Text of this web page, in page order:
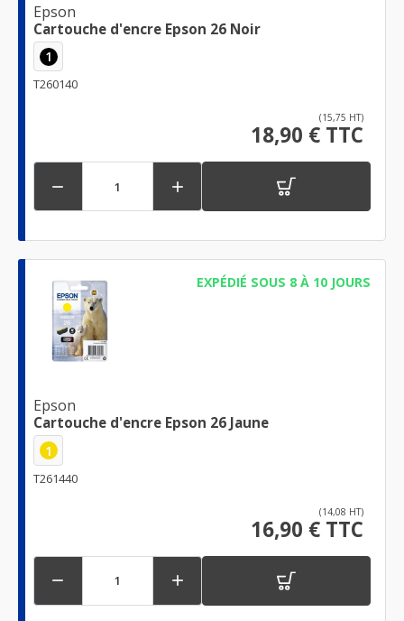
Epson
Cartouche d'encre Epson 26 Noir
1
T260140
(15,75 HT)
18,90 € TTC
 
EXPÉDIÉ SOUS 8 À 10 JOURS
Epson
Cartouche d'encre Epson 26 Jaune
1
T261440
(14,08 HT)
16,90 € TTC
 